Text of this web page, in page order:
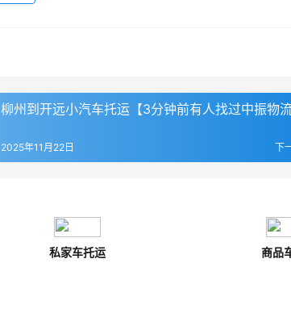
柳州到开远小汽车托运【3分钟前有人找过中振物
下
2025年11月22日
私家车托运 商品